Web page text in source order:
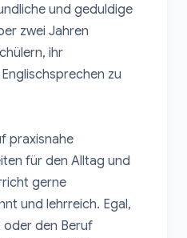
und geduldige
zwei Jahren
ihr
zu
praxisnahe
für den Alltag und
gerne
und lehrreich. Egal,
oder den Beruf